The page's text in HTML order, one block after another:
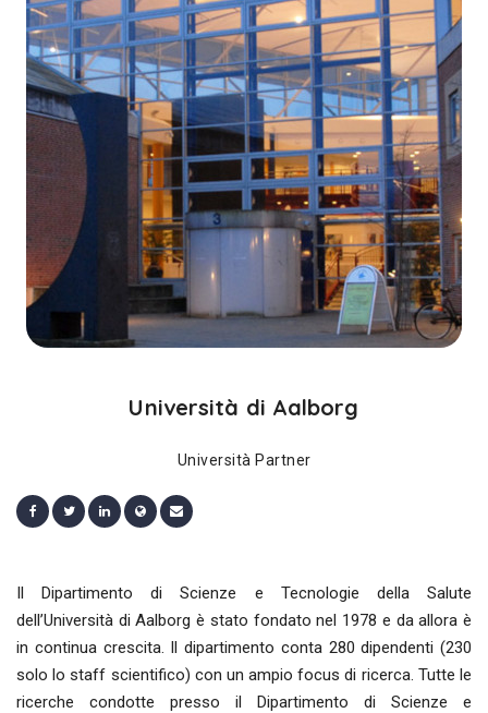
Università di Aalborg
Università Partner
Il Dipartimento di Scienze e Tecnologie della Salute
dell’Università di Aalborg è stato fondato nel 1978 e da allora è
in continua crescita. Il dipartimento conta 280 dipendenti (230
solo lo staff scientifico) con un ampio focus di ricerca. Tutte le
ricerche condotte presso il Dipartimento di Scienze e